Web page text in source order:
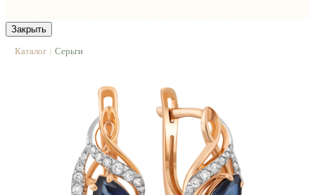
Закрыть
Каталог | Серьги